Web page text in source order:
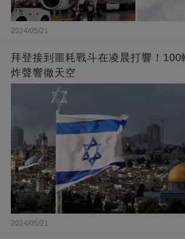
2024/05/21
拜登接到噩耗戰斗在凌晨打響！100
炸聲響徹天空
2024/05/21